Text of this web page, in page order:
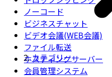
ノーコード
ビジネスチャット
ビデオ会議(WEB会議)
ファイル転送
ホスティングサーバー
会員管理システム
カテゴリー